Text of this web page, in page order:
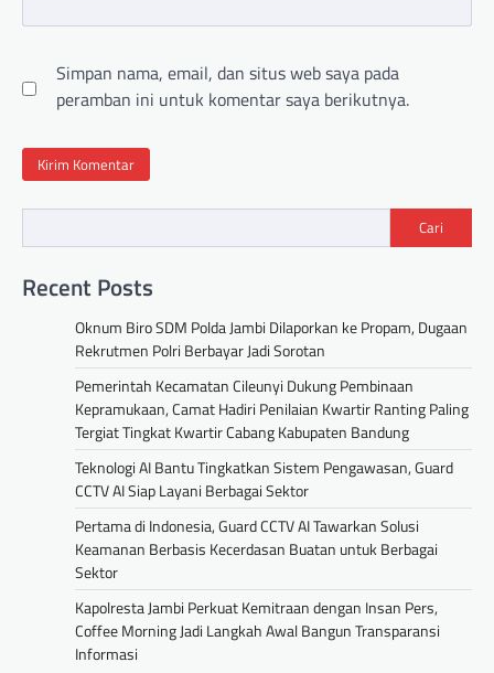
Simpan nama, email, dan situs web saya pada
peramban ini untuk komentar saya berikutnya.
Cari
Recent Posts
Oknum Biro SDM Polda Jambi Dilaporkan ke Propam, Dugaan
Rekrutmen Polri Berbayar Jadi Sorotan
Pemerintah Kecamatan Cileunyi Dukung Pembinaan
Kepramukaan, Camat Hadiri Penilaian Kwartir Ranting Paling
Tergiat Tingkat Kwartir Cabang Kabupaten Bandung
Teknologi AI Bantu Tingkatkan Sistem Pengawasan, Guard
CCTV AI Siap Layani Berbagai Sektor
Pertama di Indonesia, Guard CCTV AI Tawarkan Solusi
Keamanan Berbasis Kecerdasan Buatan untuk Berbagai
Sektor
Kapolresta Jambi Perkuat Kemitraan dengan Insan Pers,
Coffee Morning Jadi Langkah Awal Bangun Transparansi
Informasi